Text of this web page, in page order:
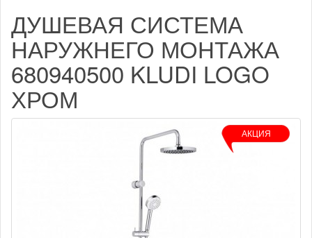
ДУШЕВАЯ СИСТЕМА
НАРУЖНЕГО МОНТАЖА
680940500 KLUDI LOGO
ХРОМ
АКЦИЯ